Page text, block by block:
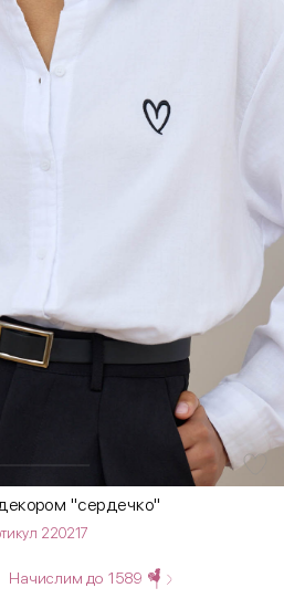
"сердечко"
220217
Начислим до 1589